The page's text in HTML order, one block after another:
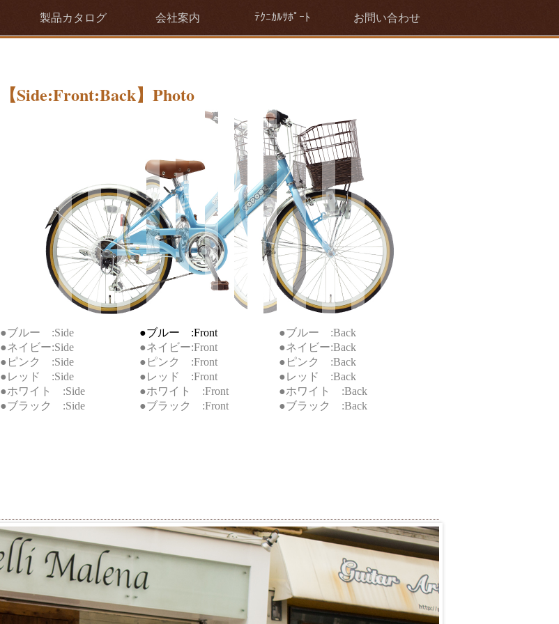
製品カタログ 会社案内 ﾃｸﾆｶﾙｻﾎﾟｰﾄ お問い合わせ
【Side:Front:Back】Photo
●ブルー :Side ●ブルー :Front
●ブルー :Back
●ネイビー:Side
●ネイビー:Front
●ネイビー:Back
●ピンク :Side
●ピンク :Front
●ピンク :Back
●レッド :Side
●レッド :Front
●レッド :Back
●ホワイト :Side
●ホワイト :Front
●ホワイト :Back
●ブラック :Side
●ブラック :Front ●ブラック :Back